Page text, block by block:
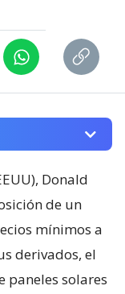
Donald
de un
mínimos a
derivados, el
paneles solares